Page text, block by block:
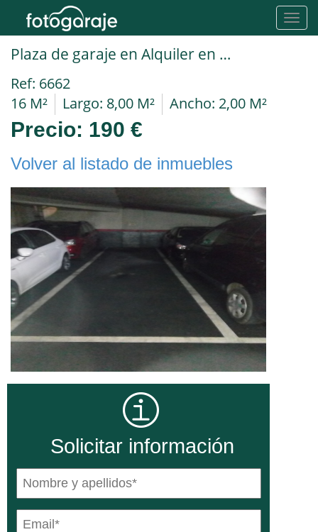
Plaza de garaje en Alquiler en Barcelona en EIXAMPLE ESQUERRA Corsega frente hos.clinico
Ref: 6662
16 M²
Largo: 8,00 M² Ancho: 2,00 M²
Precio: 190 €
Volver al listado de inmuebles
Solicitar información